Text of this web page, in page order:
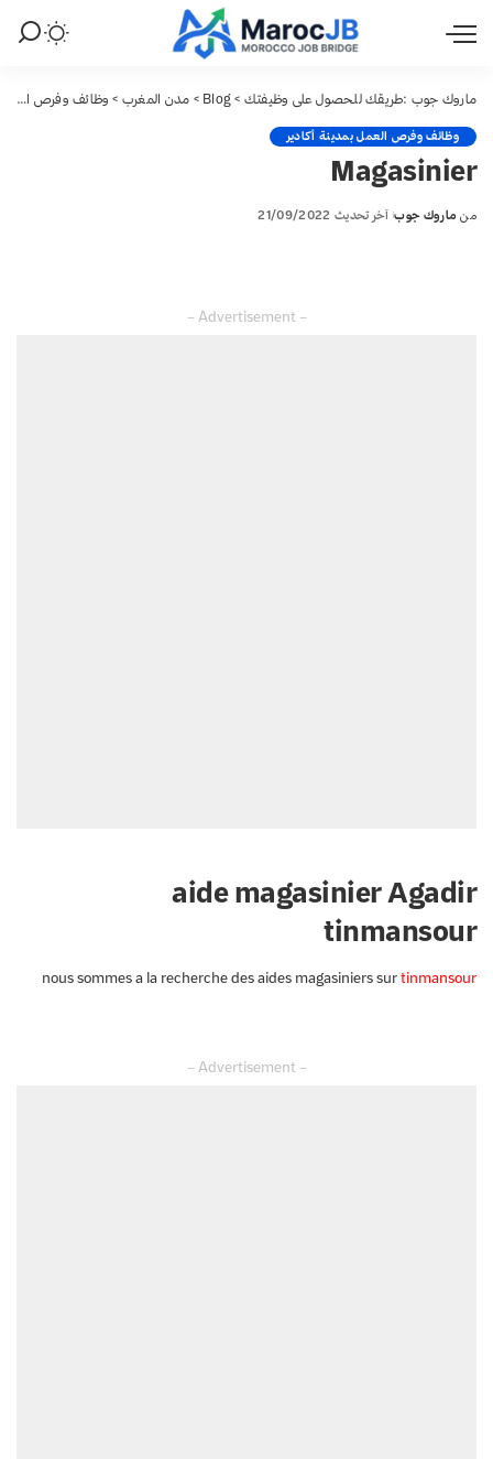
ماروك جوب :طريقك للحصول على وظيفتك >
Blog
> مدن المغرب > وظائف وفرص العمل بمدينة أكادير
وظائف وفرص العمل بمدينة أكادير
Magasinier
Posted
من ماروك جوب آخر تحديث 21/09/2022
– Advertisement –
aide magasinier Agadir
tinmansour
nous sommes a la recherche des aides magasiniers surtinmansour
– Advertisement –